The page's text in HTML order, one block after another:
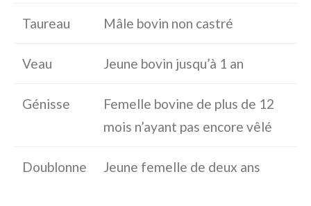
Taureau Mâle bovin non castré
Veau Jeune bovin jusqu’à 1 an
Génisse
Femelle bovine de plus de 12
mois n’ayant pas encore vêlé
Doublonne Jeune femelle de deux ans